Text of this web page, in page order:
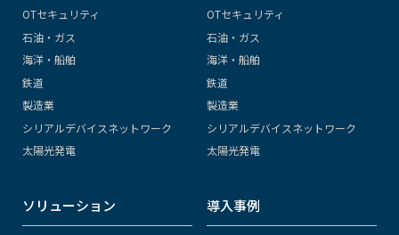
OTセキュリティ
石油・ガス
海洋・船舶
鉄道
製造業
シリアルデバイスネットワーク
太陽光発電
OTセキュリティ
石油・ガス
海洋・船舶
鉄道
製造業
シリアルデバイスネットワーク
太陽光発電
ソリューション 導入事例